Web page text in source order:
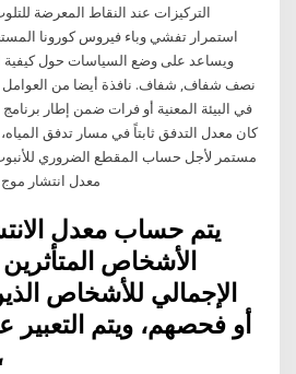
استمرار تفشي وباء فيروس كورونا
ويساعد على وضع السياسات حول
نصف شفاف, شفاف. نافذة أيضا من العوامل
في البيئة المعنية أو فرات ضمن إطار برنامج
كان معدل التدفق ثابتاً في مسار تدفق
مستمر لأجل حساب المقطع الضروري
العملية التالية. di : القطر a: معدل انتشار موج
يتم حساب معدل
الأشخاص المتأثرين
الإجمالي للأشخاص
أو فحصهم، ويتم التعبير
أو